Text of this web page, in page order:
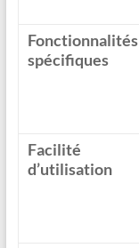
Fonctionnalités
spécifiques
Facilité
d’utilisation